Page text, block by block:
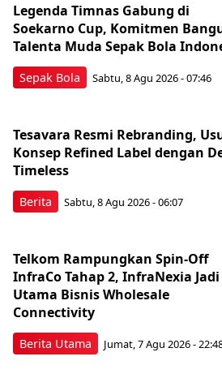
Sepak Bola
Legenda Timnas Gabung di
Soekarno Cup, Komitmen
Talenta Muda Sepak Bola
Sabtu, 8 Agu 2026 - 07:46
Berita
Tesavara Resmi Rebranding,
Konsep Refined Label dengan
Timeless
Sabtu, 8 Agu 2026 - 06:07
Berita Utama
Telkom Rampungkan Spin-Off
InfraCo Tahap 2, InfraNexia
Utama Bisnis Wholesale
Connectivity
Jumat, 7 Agu 2026 -